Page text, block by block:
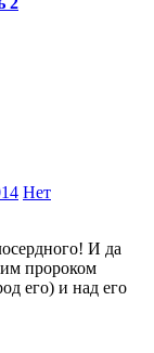
Нет
пророком
его) и над его